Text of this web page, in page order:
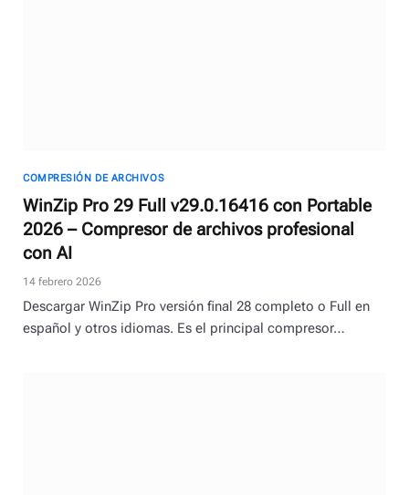
COMPRESIÓN DE ARCHIVOS
WinZip Pro 29 Full v29.0.16416 con Portable
2026 – Compresor de archivos profesional
con AI
14 febrero 2026
Descargar WinZip Pro versión final 28 completo o Full en
español y otros idiomas. Es el principal compresor…